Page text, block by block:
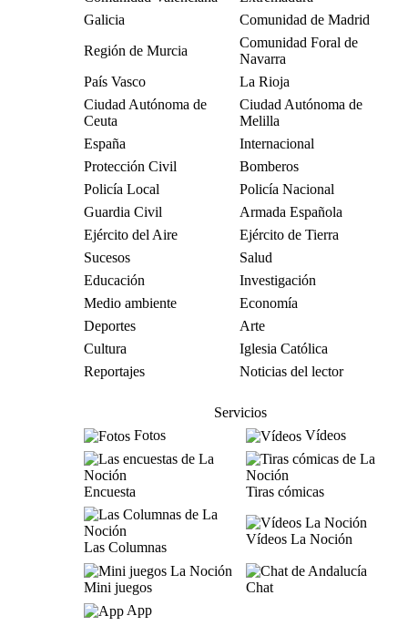
Galicia
Comunidad de Madrid
Región de Murcia
Comunidad Foral de
Navarra
País Vasco
La Rioja
Ciudad Autónoma de
Ceuta
Ciudad Autónoma de
Melilla
España
Internacional
Protección Civil
Bomberos
Policía Local
Policía Nacional
Guardia Civil
Armada Española
Ejército del Aire
Ejército de Tierra
Sucesos
Salud
Educación
Investigación
Medio ambiente
Economía
Deportes
Arte
Cultura
Iglesia Católica
Reportajes
Noticias del lector
Servicios
Fotos
Vídeos
Encuesta Tiras cómicas
Las Columnas
Vídeos La Noción
Mini juegos
Chat
App